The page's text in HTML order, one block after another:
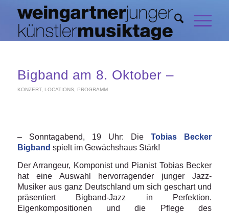
Bigband am 8. Oktober –
KONZERT, LOCATIONS PROGRAMM
– Sonntagabend, 19 Uhr: Die Tobias Becker
Bigband spielt im Gewächshaus Stärk!
Der Arrangeur, Komponist und Pianist Tobias Becker
hat eine Auswahl hervorragender junger Jazz-
Musiker aus ganz Deutschland um sich geschart und
präsentiert Bigband-Jazz in Perfektion.
Eigenkompositionen und die Pflege des